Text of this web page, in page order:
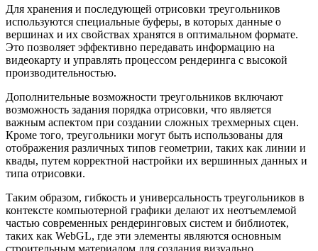
Для хранения и последующей отрисовки треугольников
используются специальные буферы, в которых данные о
вершинах и их свойствах хранятся в оптимальном формате.
Это позволяет эффективно передавать информацию на
видеокарту и управлять процессом рендеринга с высокой
производительностью.
Дополнительные возможности треугольников включают
возможность задания порядка отрисовки, что является
важным аспектом при создании сложных трехмерных сцен.
Кроме того, треугольники могут быть использованы для
отображения различных типов геометрии, таких как линии и
квады, путем корректной настройки их вершинных данных и
типа отрисовки.
Таким образом, гибкость и универсальность треугольников в
контексте компьютерной графики делают их неотъемлемой
частью современных рендеринговых систем и библиотек,
таких как WebGL, где эти элементы являются основным